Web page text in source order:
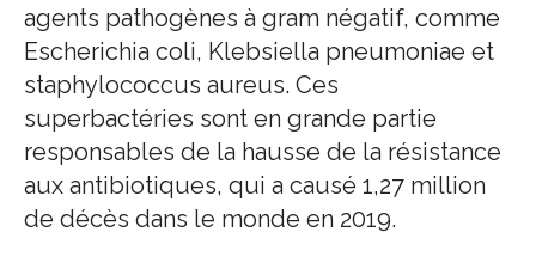
agents pathogènes à gram négatif, comme
Escherichia coli, Klebsiella pneumoniae et
staphylococcus aureus. Ces
superbactéries sont en grande partie
responsables de la hausse de la résistance
aux antibiotiques, qui a causé 1,27 million
de décès dans le monde en 2019.